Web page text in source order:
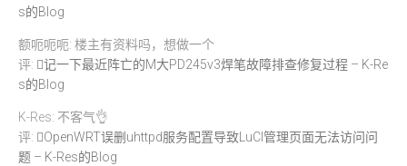
s的Blog
额呃呃呃: 楼主有资料吗，想做一个
评:
记一下最近阵亡的M大PD245v3焊笔故障排查修复过程 – K-Re
s的Blog
K-Res: 不客气👌
评:
OpenWRT误删uhttpd服务配置导致LuCI管理页面无法访问问
题 – K-Res的Blog